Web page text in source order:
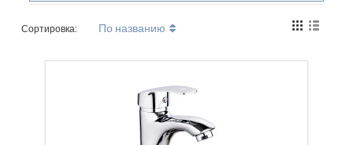
Сортировка: По названию